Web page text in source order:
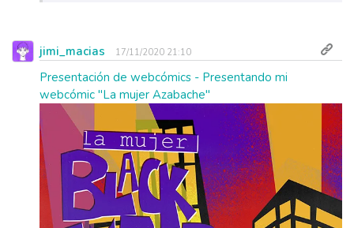
jimi_macias 17/11/2020 21:10
Presentación de webcómics - Presentando mi
webcómic "La mujer Azabache"